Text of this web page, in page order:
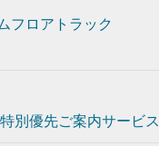
フロアトラック
特別優先ご案内サービス